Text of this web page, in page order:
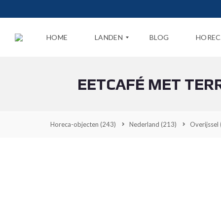
HOME LANDEN
N
L
BLOG
EETCAFÉ MET
Horeca-objecten (243) Nederland (213) Overijssel